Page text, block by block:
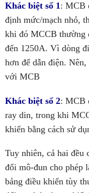
Khác biệt số 1: MCB
định mức/mạch nhỏ,
khi đó MCCB thường
đến 1250A. Vì dòng
hơn để dẫn điện.
với MCB
Khác biệt số 2: MCB
ray din, trong khi
khiển bằng cách sử
Tuy nhiên, cả hai đều
đổi mô-đun cho phép
bảng điều khiển tùy